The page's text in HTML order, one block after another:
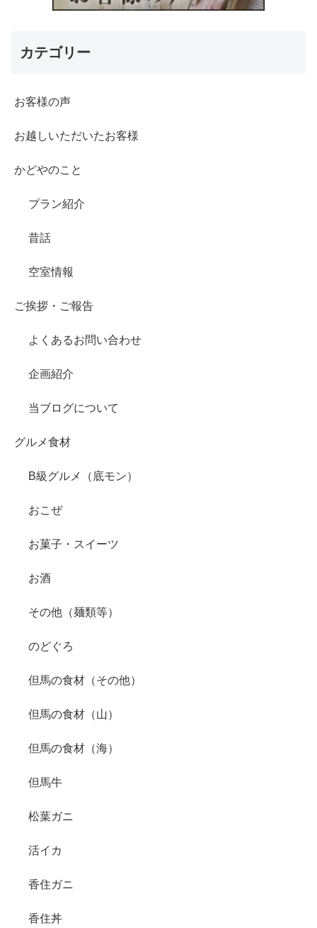
カテゴリー
お客様の声
お越しいただいたお客様
かどやのこと
プラン紹介
昔話
空室情報
ご挨拶・ご報告
よくあるお問い合わせ
企画紹介
当ブログについて
グルメ食材
B級グルメ（底モン）
おこぜ
お菓子・スイーツ
お酒
その他（麺類等）
のどぐろ
但馬の食材（その他）
但馬の食材（山）
但馬の食材（海）
但馬牛
松葉ガニ
活イカ
香住ガニ
香住丼